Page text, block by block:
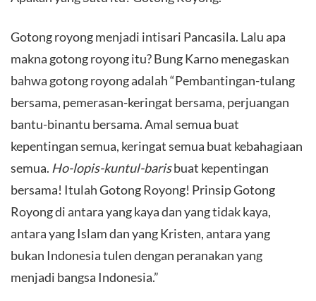
​Gotong royong menjadi intisari Pancasila. Lalu apa
makna gotong royong itu? Bung Karno menegaskan
bahwa gotong royong adalah “Pembantingan-tulang
bersama, pemerasan-keringat bersama, perjuangan
bantu-binantu bersama. Amal semua buat
kepentingan semua, keringat semua buat kebahagiaan
semua. Ho-lopis-kuntul-barisbuat kepentingan
bersama! Itulah Gotong Royong! Prinsip Gotong
Royong di antara yang kaya dan yang tidak kaya,
antara yang Islam dan yang Kristen, antara yang
bukan Indonesia tulen dengan peranakan yang
menjadi bangsa Indonesia.”